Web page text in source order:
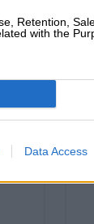
Retention,
with the
Data Access